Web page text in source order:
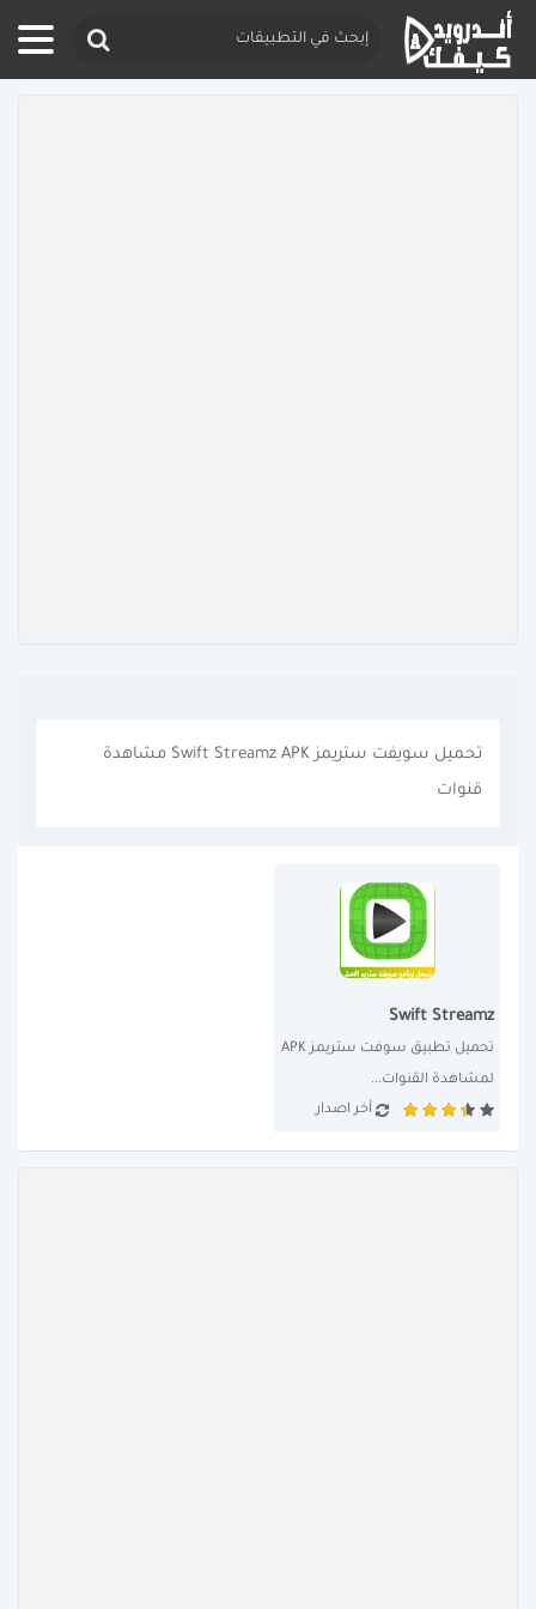
تحميل سويفت ستريمز Swift Streamz APK مشاهدة
قنوات
Swift Streamz
لمشاهدة القنوات...
أخر اصدار